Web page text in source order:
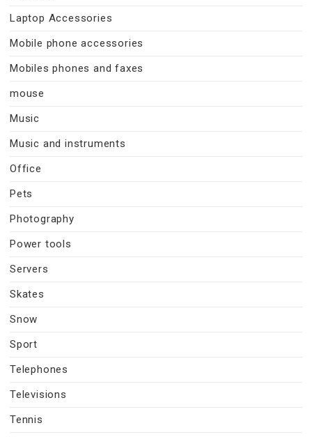
Laptop Accessories
Mobile phone accessories
Mobiles phones and faxes
mouse
Music
Music and instruments
Office
Pets
Photography
Power tools
Servers
Skates
Snow
Sport
Telephones
Televisions
Tennis